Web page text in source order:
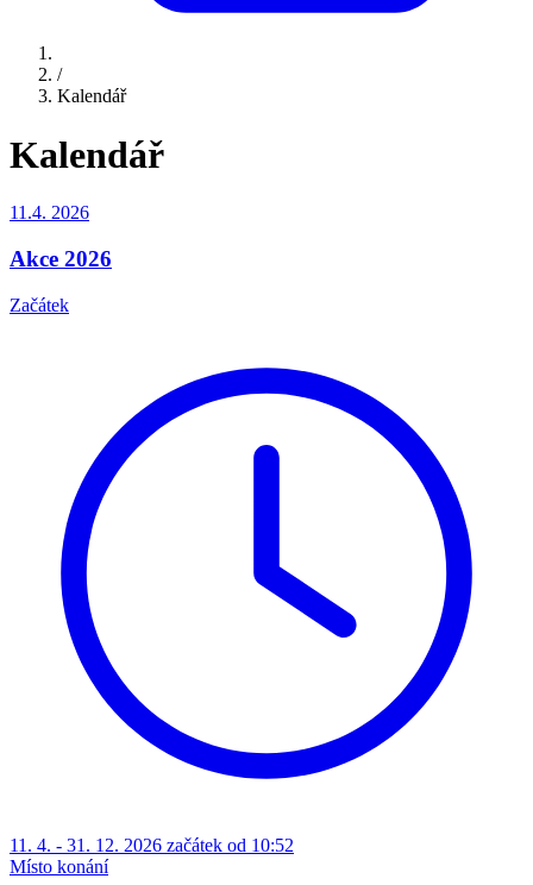
/
Kalendář
Kalendář
11.4. 2026
Akce 2026
Začátek
11. 4. - 31. 12. 2026 začátek od 10:52
Místo konání